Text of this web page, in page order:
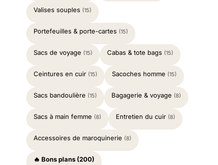
Valises souples (15)
Portefeuilles & porte-cartes (15)
Sacs de voyage (15) Cabas & tote bags (15)
Ceintures en cuir (15) Sacoches homme (15)
Sacs bandoulière (15) Bagagerie & voyage (8)
Sacs à main femme (8) Entretien du cuir (8)
Accessoires de maroquinerie (8)
🔥 Bons plans (200)